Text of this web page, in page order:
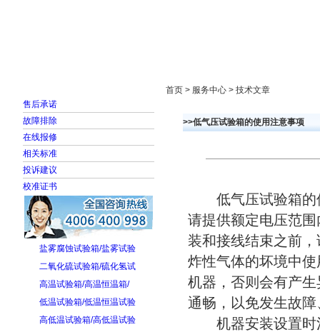
售后承诺
故障排除
在线报修
相关标准
投诉建议
校准证书
盐雾腐蚀试验箱/盐雾试验
二氧化硫试验箱/硫化氢试
高温试验箱/高温恒温箱/
低温试验箱/低温恒温试验
高低温试验箱/高低温试验
首页 > 服务中心 > 技术文章
>>低气压试验箱的使用注意事项
低气压试验箱的
请提供额定电压范
装和接线结束之前
炸性气体的坏境中
机器，否则会有产
通畅，以免发生故
机器安装设置时